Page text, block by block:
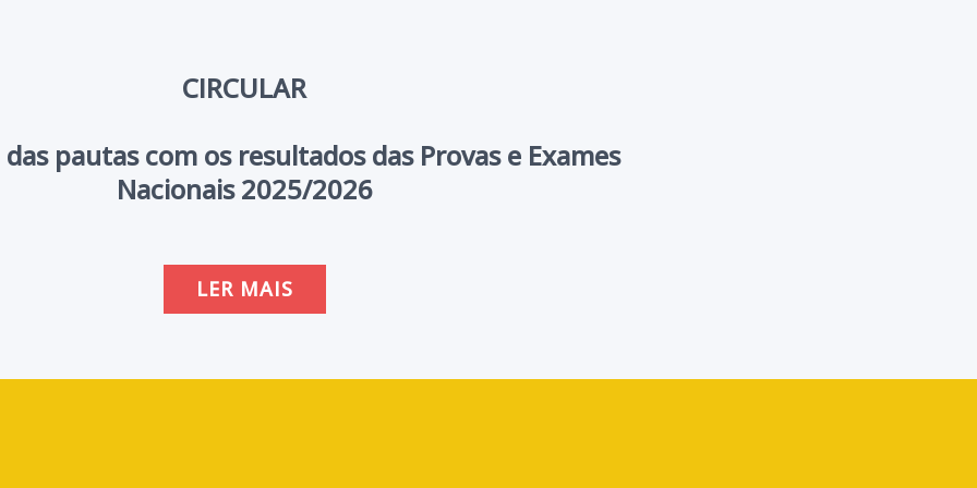
CIRCULAR
pautas com os resultados das Provas e Exames
Nacionais 2025/2026
LER MAIS